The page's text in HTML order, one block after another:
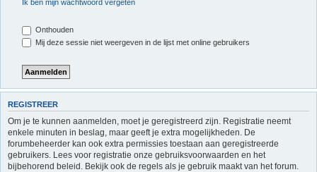
Ik ben mijn wachtwoord vergeten
Onthouden
Mij deze sessie niet weergeven in de lijst met online gebruikers
REGISTREER
Om je te kunnen aanmelden, moet je geregistreerd zijn. Registratie neemt
enkele minuten in beslag, maar geeft je extra mogelijkheden. De
forumbeheerder kan ook extra permissies toestaan aan geregistreerde
gebruikers. Lees voor registratie onze gebruiksvoorwaarden en het
bijbehorend beleid. Bekijk ook de regels als je gebruik maakt van het forum.